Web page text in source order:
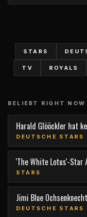
STARS
TV ROYALS
BELIEBT RIGHT NOW
Harald Glööckler hat
Berlin
DEUTSCHE STARS
'The White Lotus'-Star
STARS
Jimi Blue
den TV-Star
DEUTSCHE STARS